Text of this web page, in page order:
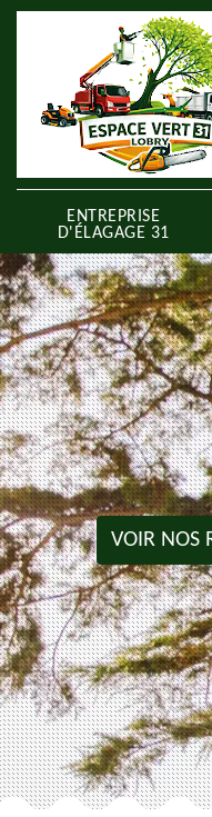
ENTREPRISE
D'ÉLAGAGE 31
VOIR NOS